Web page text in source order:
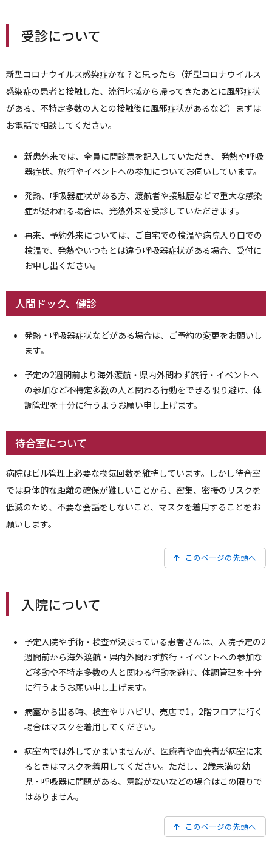
受診について
新型コロナウイルス感染症かな？と思ったら（新型コロナウイルス
感染症の患者と接触した、流行地域から帰ってきたあとに風邪症状
がある、不特定多数の人との接触後に風邪症状があるなど）まずは
お電話で相談してください。
新患外来では、全員に問診票を記入していただき、 発熱や呼吸
器症状、旅行やイベントへの参加についてお伺いしています。
発熱、呼吸器症状がある方、渡航者や接触歴などで重大な感染
症が疑われる場合は、発熱外来を受診していただきます。
再来、予約外来については、ご自宅での検温や病院入り口での
検温で、発熱やいつもとは違う呼吸器症状がある場合、受付に
お申し出ください。
人間ドック、健診
発熱・呼吸器症状などがある場合は、ご予約の変更をお願いし
ます。
予定の2週間前より海外渡航・県内外問わず旅行・イベントへ
の参加など不特定多数の人と関わる行動をできる限り避け、体
調管理を十分に行うようお願い申し上げます。
待合室について
病院はビル管理上必要な換気回数を維持しています。しかし待合室
では身体的な距離の確保が難しいことから、密集、密接のリスクを
低減のため、不要な会話をしないこと、マスクを着用することをお
願いします。
このページの先頭へ
入院について
予定入院や手術・検査が決まっている患者さんは、入院予定の2
週間前から海外渡航・県内外問わず旅行・イベントへの参加な
ど移動や不特定多数の人と関わる行動を避け、体調管理を十分
に行うようお願い申し上げます。
病室から出る時、検査やリハビリ、売店で1，2階フロアに行く
場合はマスクを着用してください。
病室内では外してかまいませんが、医療者や面会者が病室に来
るときはマスクを着用してください。ただし、2歳未満の幼
児・呼吸器に問題がある、意識がないなどの場合はこの限りで
はありません。
このページの先頭へ